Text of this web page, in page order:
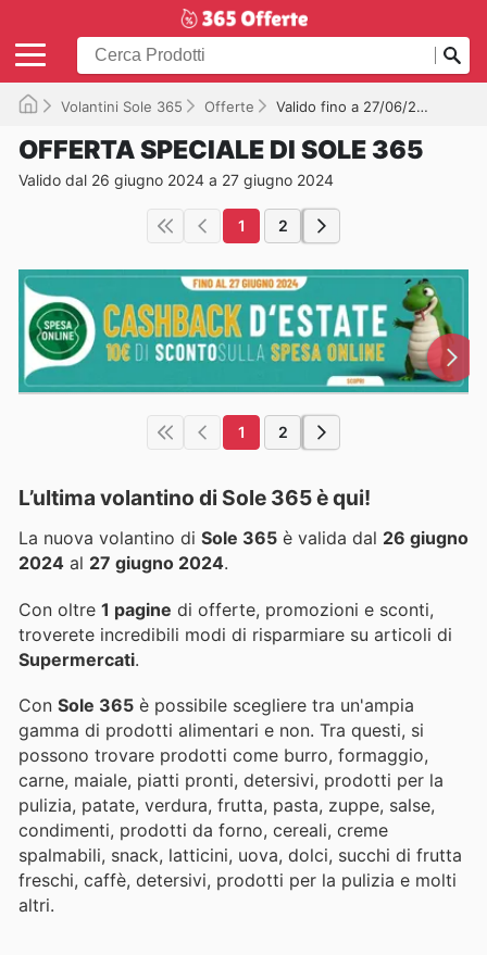
Volantini Sole 365 Offerte Valido fino a 27/06/2024
OFFERTA SPECIALE DI SOLE 365
Valido dal 26 giugno 2024 a 27 giugno 2024
1 2
1 2
L’ultima volantino di Sole 365 è qui!
La nuova volantino di Sole 365 è valida dal 26 giugno
2024 al 27 giugno 2024.
Con oltre 1 pagine di offerte, promozioni e sconti,
troverete incredibili modi di risparmiare su articoli di
Supermercati.
Con Sole 365 è possibile scegliere tra un'ampia
gamma di prodotti alimentari e non. Tra questi, si
possono trovare prodotti come burro, formaggio,
carne, maiale, piatti pronti, detersivi, prodotti per la
pulizia, patate, verdura, frutta, pasta, zuppe, salse,
condimenti, prodotti da forno, cereali, creme
spalmabili, snack, latticini, uova, dolci, succhi di frutta
freschi, caffè, detersivi, prodotti per la pulizia e molti
altri.